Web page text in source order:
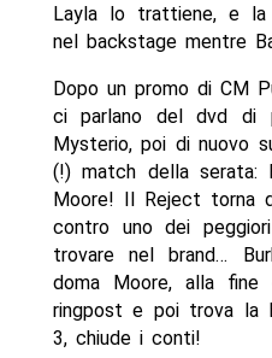
Layla lo trattiene, e la
nel backstage mentre
Dopo un promo di CM
ci parlano del dvd di
Mysterio, poi di nuovo
(!) match della serata:
Moore! Il Reject torna
contro uno dei
trovare nel brand…
doma Moore, alla
ringpost e poi trova la
3, chiude i conti!